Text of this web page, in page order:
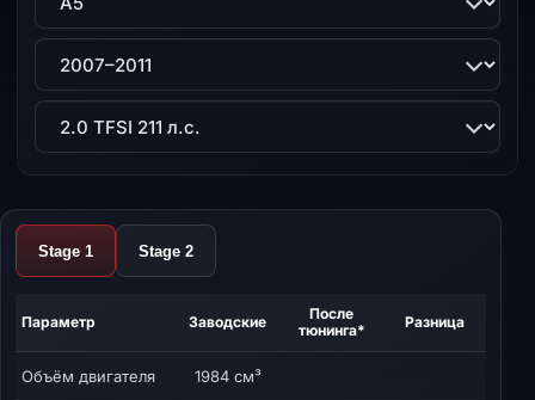
Поколение
Двигатель
Stage 1 Stage 2
Параметр Заводские
После
тюнинга*
Разница
Объём двигателя 1984 см³